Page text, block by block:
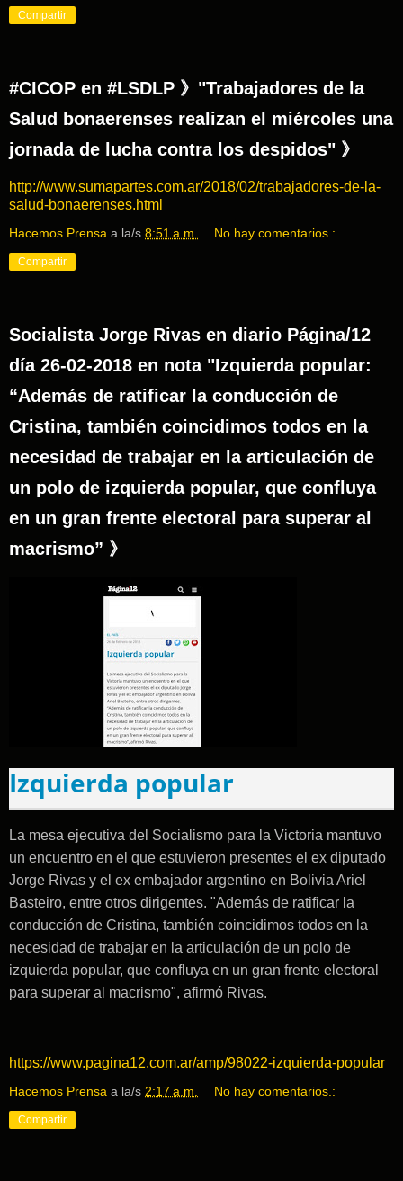
Compartir
#CICOP en #LSDLP 》"Trabajadores de la
Salud bonaerenses realizan el miércoles una
jornada de lucha contra los despidos" 》
http://www.sumapartes.com.ar/2018/02/trabajadores-de-la-
salud-bonaerenses.html
Hacemos Prensa a la/s 8:51 a.m. No hay comentarios.:
Compartir
Socialista Jorge Rivas en diario Página/12
día 26-02-2018 en nota "Izquierda popular:
“Además de ratificar la conducción de
Cristina, también coincidimos todos en la
necesidad de trabajar en la articulación de
un polo de izquierda popular, que confluya
en un gran frente electoral para superar al
macrismo” 》
Izquierda popular
La mesa ejecutiva del Socialismo para la Victoria mantuvo
un encuentro en el que estuvieron presentes el ex diputado
Jorge Rivas y el ex embajador argentino en Bolivia Ariel
Basteiro, entre otros dirigentes. "Además de ratificar la
conducción de Cristina, también coincidimos todos en la
necesidad de trabajar en la articulación de un polo de
izquierda popular, que confluya en un gran frente electoral
para superar al macrismo", afirmó Rivas.
https://www.pagina12.com.ar/amp/98022-izquierda-popular
Hacemos Prensa a la/s 2:17 a.m. No hay comentarios.:
Compartir